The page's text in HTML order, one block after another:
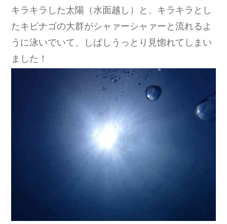
キラキラした太陽（水面越し）と、キラキラとし
たキビナゴの大群がシャァーシャァーと流れるよ
うに泳いでいて、しばしうっとり見惚れてしまい
ました！